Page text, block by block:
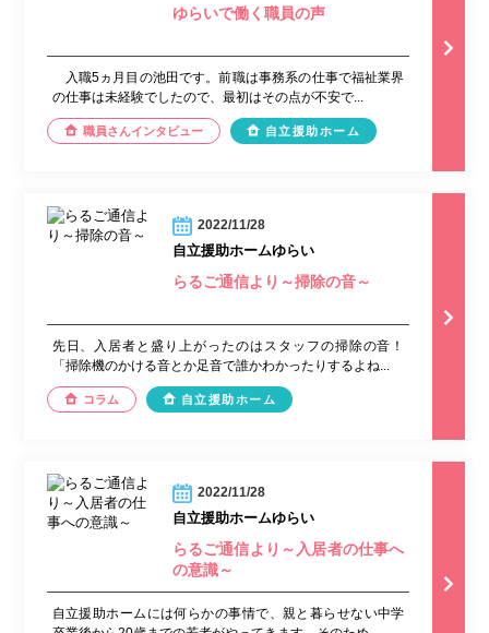
ゆらいで働く職員の声
入職5ヵ月目の池田です。前職は事務系の仕事で福祉業界
の仕事は未経験でしたので、最初はその点が不安で...
職員さんインタビュー 自立援助ホーム
2022/11/28
自立援助ホームゆらい
らるご通信より～掃除の音～
先日、入居者と盛り上がったのはスタッフの掃除の音！
「掃除機のかける音とか足音で誰かわかったりするよね...
コラム 自立援助ホーム
2022/11/28
自立援助ホームゆらい
らるご通信より～入居者の仕事へ
の意識～
自立援助ホームには何らかの事情で、親と暮らせない中学